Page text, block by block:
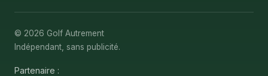
© 2026 Golf Autrement
Indépendant, sans publicité.
Partenaire :